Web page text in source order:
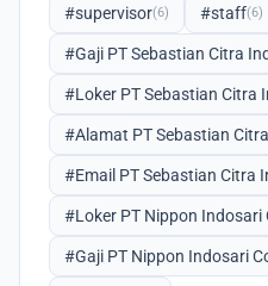
#supervisor(6) #staff(6)
#Gaji PT Sebastian Citra
#Loker PT Sebastian Citra
#Alamat PT Sebastian
#Email PT Sebastian Citra
#Loker PT Nippon Indosari
#Gaji PT Nippon Indosari